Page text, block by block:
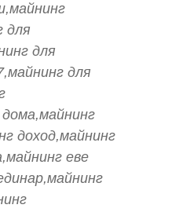
для
для
для
доход,майнинг
еве